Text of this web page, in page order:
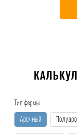
Тип фермы
Арочный